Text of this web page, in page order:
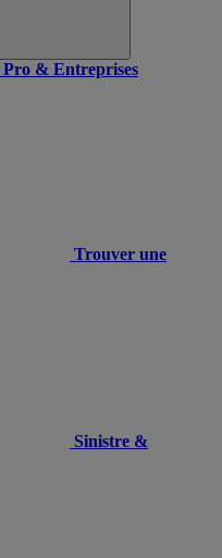
Pro & Entreprises
Trouver une
Sinistre &